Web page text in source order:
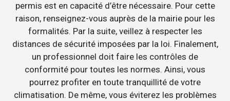
permis est en capacité d’être nécessaire. Pour cette
raison, renseignez-vous auprès de la mairie pour les
formalités. Par la suite, veillez à respecter les
distances de sécurité imposées par la loi. Finalement,
un professionnel doit faire les contrôles de
conformité pour toutes les normes. Ainsi, vous
pourrez profiter en toute tranquillité de votre
climatisation. De même, vous éviterez les problèmes